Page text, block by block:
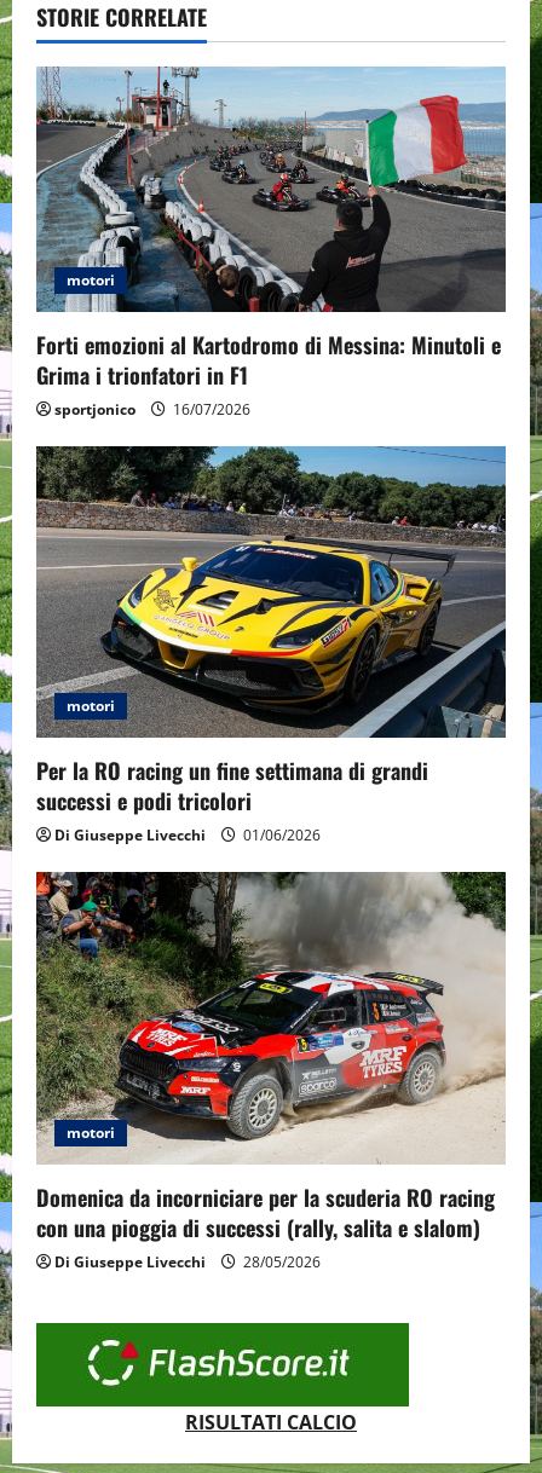
v
i
g
a
t
i
o
n
STORIE CORRELATE
motori
Forti emozioni al Kartodromo di Messina: Minutoli e
Grima i trionfatori in F1
sportjonico 16/07/2026
motori
Per la RO racing un fine settimana di grandi
successi e podi tricolori
Di Giuseppe Livecchi 01/06/2026
motori
Domenica da incorniciare per la scuderia RO racing
con una pioggia di successi (rally, salita e slalom)
Di Giuseppe Livecchi 28/05/2026
RISULTATI CALCIO